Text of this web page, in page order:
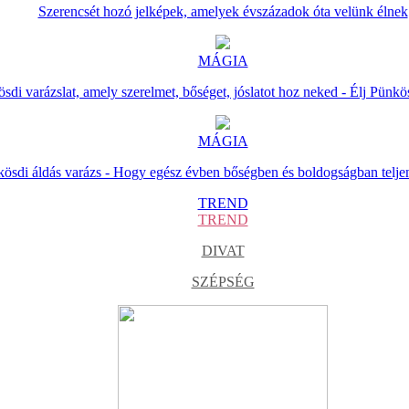
Szerencsét hozó jelképek, amelyek évszázadok óta velünk élnek
MÁGIA
varázslat, amely szerelmet, bőséget, jóslatot hoz neked - Élj
MÁGIA
áldás varázs - Hogy egész évben bőségben és boldogságban
TREND
TREND
DIVAT
SZÉPSÉG